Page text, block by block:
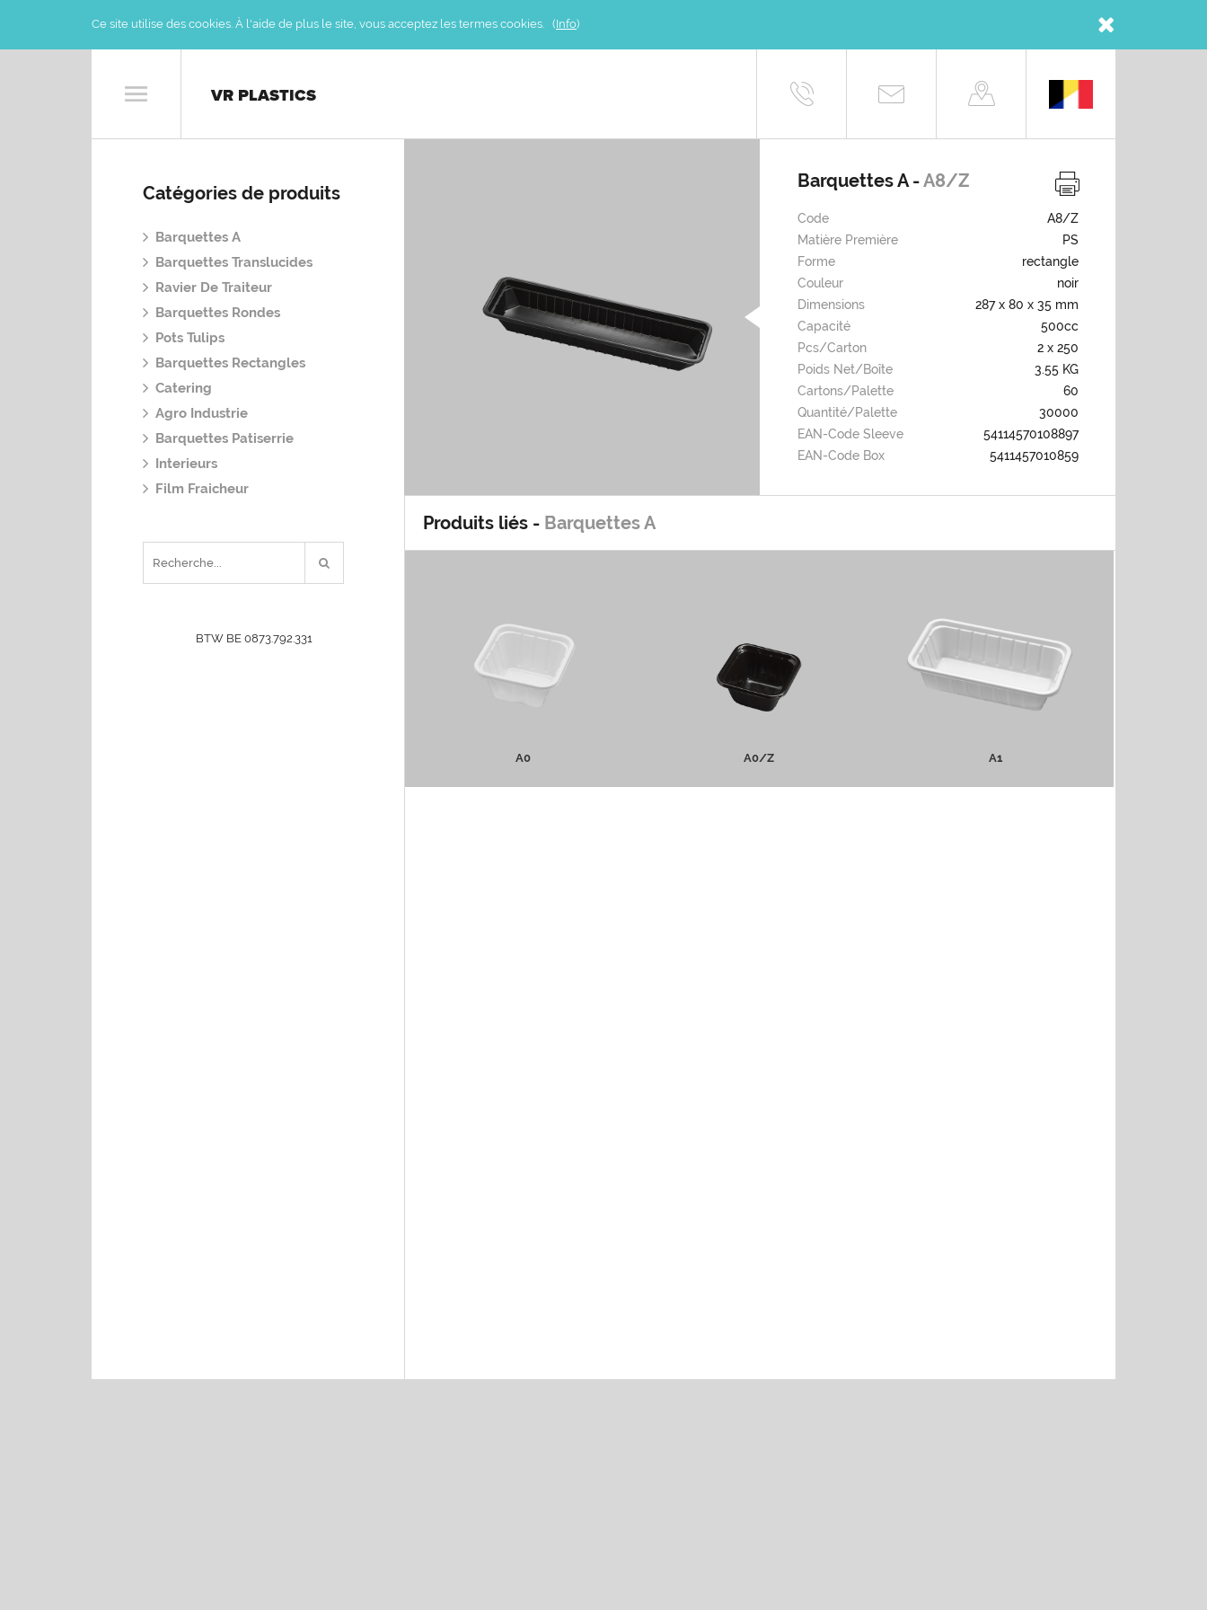
Ce site utilise des cookies. À l'aide de plus le site, vous acceptez les termes cookies. (Info)
VR PLASTICS
Catégories de produits
Barquettes A
Barquettes Translucides
Ravier De Traiteur
Barquettes Rondes
Pots Tulips
Barquettes Rectangles
Catering
Agro Industrie
Barquettes Patiserrie
Interieurs
Film Fraicheur
Barquettes A -A8/Z
Code
A8/Z
Matière Première
PS
Forme
rectangle
Couleur
noir
Dimensions
287 x 80 x 35 mm
Capacité
500cc
Pcs/carton
2 x 250
Poids Net/boîte
3.55 KG
Cartons/palette
60
Quantité/palette
30000
EAN-Code Sleeve
54114570108897
EAN-Code Box
5411457010859
Produits liés - Barquettes A
A0
A0
A0/Z
PLUS D'INFOS
A1
A1
PLUS D'INFOS
BTW BE 0873.792.331